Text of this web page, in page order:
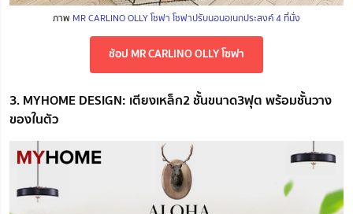
ภาพ MR CARLINO OLLY โซฟา โซฟาปรับนอนอเนกประสงค์ 4 ที่นั่ง
ช้อป MR CARLINO OLLY โซฟา
3. MYHOME DESIGN: เตียงเหล็ก2 ชั้นขนาด3ฟุต พร้อมชั้นวาง
ของในตัว